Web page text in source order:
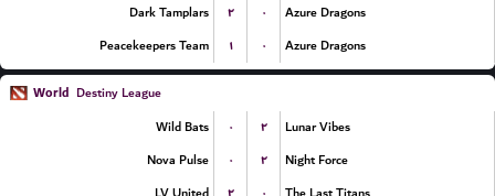
Dark Tamplars
۲ ۰
Azure Dragons
Peacekeepers Team
۱ ۰ Azure Dragons
World Destiny League
Wild Bats
۰ ۲
Lunar Vibes
Nova Pulse
۰ ۲
Night Force